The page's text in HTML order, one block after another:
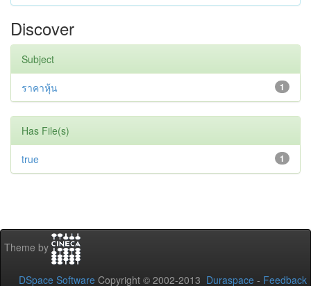
Discover
Subject
1
ราคาหุ้น
Has File(s)
1
true
Theme by
DSpace Software Copyright © 2002-2013 Duraspace - Feedback